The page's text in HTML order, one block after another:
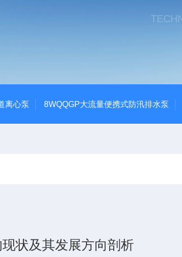
离心泵 8WQQGP大流量便携式防汛排水泵
状及其发展方向剖析